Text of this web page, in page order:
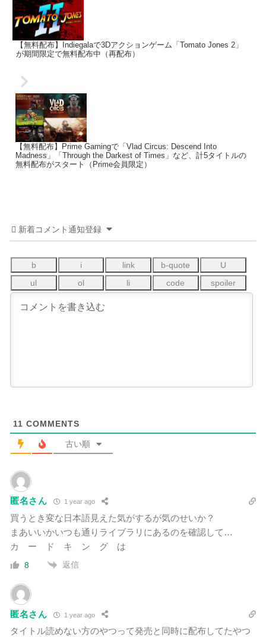
【無料配布】Indiegalaで3Dアクションゲーム「Tomato Jones 2」
が期間限定で無料配布中（再配布）
【無料配布】Prime Gamingで「Vlad Circus: Descend Into
Madness」「Through the Darkest of Times」など、計5タイトルの
無料配布がスタート（Prime会員限定）
新着コメント通知登録
11 COMMENTS
古い順
匿名さん 1 year ago
買うとき変な日本語見えた気がするが気のせいか？
まあいいかいつも通りライブラリにあるのを確認して…
カ ー ド キ ン グ は
8 返信
匿名さん 1 year ago
タイトル読めない方のやつって発売と同時に配布してたやつ